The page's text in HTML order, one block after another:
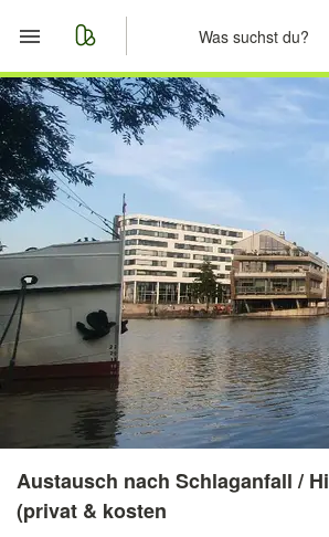
Start
Merkliste
Nachrichten
Anzeige aufgeben
Austausch nach Schlaganfall /
(privat & kosten